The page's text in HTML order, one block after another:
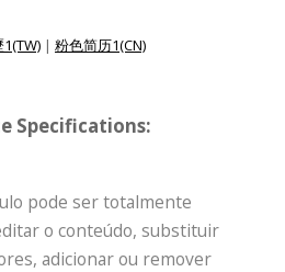
| 粉色简历1(CN)
Specifications:
pode ser totalmente
o conteúdo, substituir
adicionar ou remover